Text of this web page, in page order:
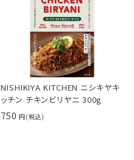
NISHIKIYA KITCHEN ニシキヤキ
ッチン チキンビリヤニ 300g
750